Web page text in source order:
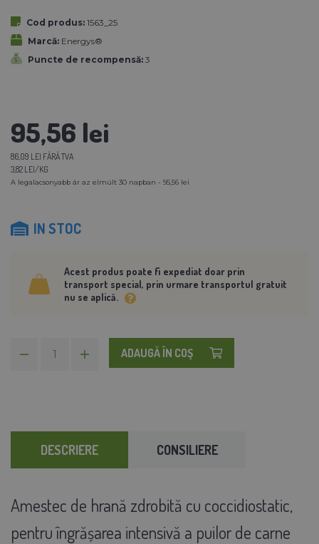
Cod produs: 1563_25
Marcă: Energys®
Puncte de recompensă: 3
95,56 lei
86,09 LEI FĂRĂ TVA
3,82 LEI/KG
A legalacsonyabb ár az elmúlt 30 napban - 95,56 lei
IN STOC
Acest produs poate fi expediat doar prin
transport special, prin urmare transportul gratuit
nu se aplică.
ADAUGĂ ÎN COŞ
DESCRIERE CONSILIERE
Amestec de hrană zdrobită cu coccidiostatic,
pentru îngrășarea intensivă a puilor de carne